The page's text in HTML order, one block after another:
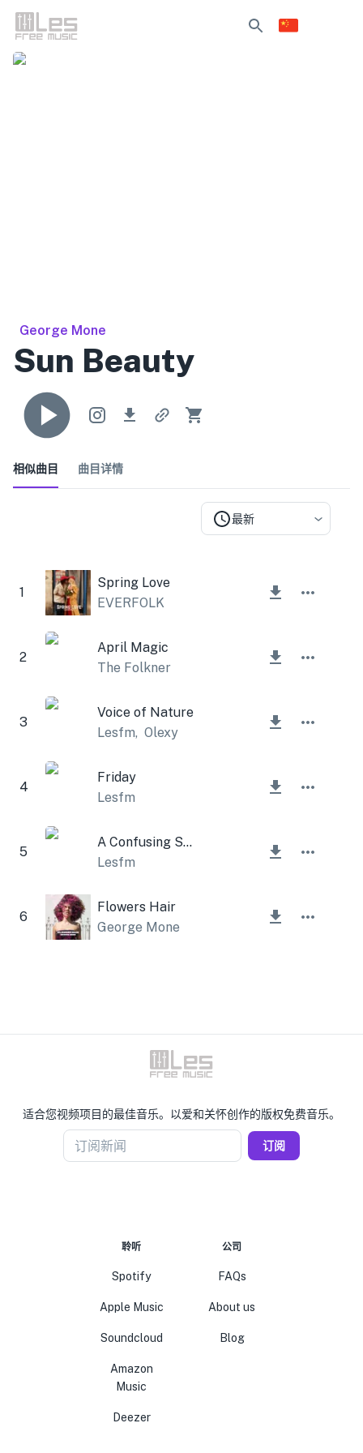
George Mone
Sun Beauty
相似曲目 曲目详情
最新
1
Spring Love
EVERFOLK
2
April Magic
The Folkner
3
Voice of Nature
Lesfm, Olexy
4
Friday
Lesfm
5
A Confusing Story
Lesfm
6
Flowers Hair
George Mone
适合您视频项目的最佳音乐。以爱和关怀创作的版权免费音乐。
订阅新闻 订阅
聆听
Spotify
Apple Music
Soundcloud
Amazon
Music
Deezer
公司
FAQs
About us
Blog